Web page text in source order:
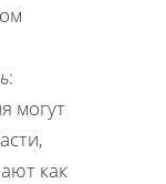
:
могут
как